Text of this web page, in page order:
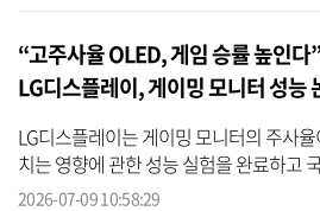
“고주사율 OLED, 게임 승률 높인
LG디스플레이, 게이밍 모니터 성능
발표
LG디스플레이는 게이밍 모니터의 주사
치는 영향에 관한 성능 실험을 완료하고
했다고 9일 밝혔다. LG디스플레이가 발표
2026-07-09 10:58:29